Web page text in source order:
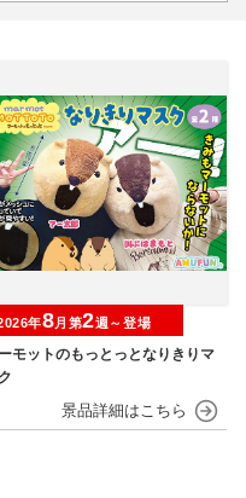
モットのもっとっとなりきりマ
年8月第2週～登場